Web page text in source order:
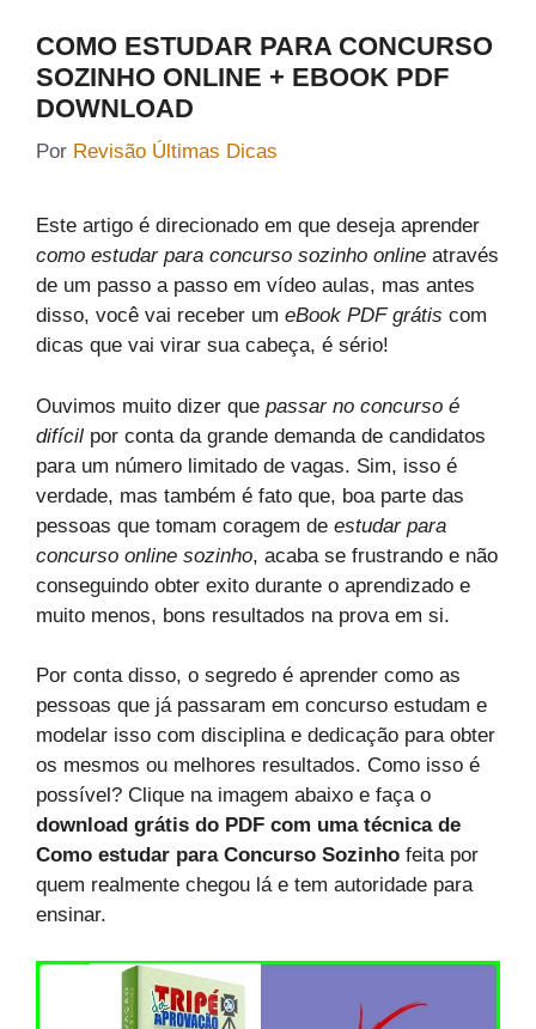
COMO ESTUDAR PARA CONCURSO
SOZINHO ONLINE + EBOOK PDF
DOWNLOAD
Por Revisão Últimas Dicas
Este artigo é direcionado em que deseja aprender
como estudar para concurso sozinho online através
de um passo a passo em vídeo aulas, mas antes
disso, você vai receber um eBook PDF grátis com
dicas que vai virar sua cabeça, é sério!
Ouvimos muito dizer que passar no concurso é
difícil por conta da grande demanda de candidatos
para um número limitado de vagas. Sim, isso é
verdade, mas também é fato que, boa parte das
pessoas que tomam coragem de estudar para
concurso online sozinho, acaba se frustrando e não
conseguindo obter exito durante o aprendizado e
muito menos, bons resultados na prova em si.
Por conta disso, o segredo é aprender como as
pessoas que já passaram em concurso estudam e
modelar isso com disciplina e dedicação para obter
os mesmos ou melhores resultados. Como isso é
possível? Clique na imagem abaixo e faça o
download grátis do PDF com uma técnica de
Como estudar para Concurso Sozinho feita por
quem realmente chegou lá e tem autoridade para
ensinar.